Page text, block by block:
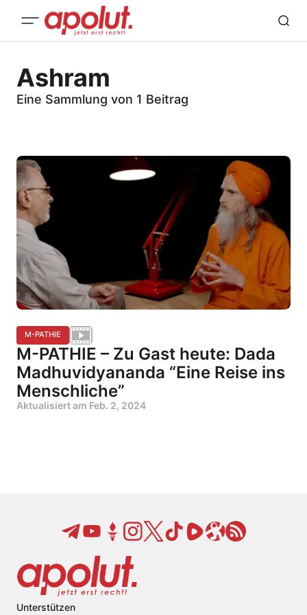
Ashram
Eine Sammlung von 1 Beitrag
M-PATHIE
M-PATHIE – Zu Gast heute: Dada
Madhuvidyananda “Eine Reise ins
Menschliche”
Aktualisiert am Feb. 2, 2024
Unterstützen